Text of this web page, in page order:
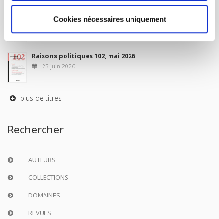
Cookies nécessaires uniquement
Sociétés contemporaines 139, 2025
6 juil. 2026
Raisons politiques 102, mai 2026
23 juin 2026
plus de titres
Rechercher
AUTEURS
COLLECTIONS
DOMAINES
REVUES